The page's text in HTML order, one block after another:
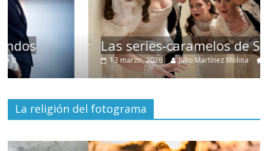
Las series-caramelos de Shondaland
13 marzo, 2026 Julio Martínez Molina 0
La religión del fotograma